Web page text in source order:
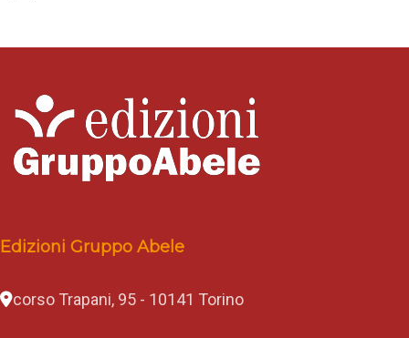
Edizioni Gruppo Abele
corso Trapani, 95 - 10141 Torino